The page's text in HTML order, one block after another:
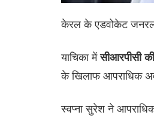
केरल के एडवोकेट जनरल
याचिका मेंसीआरपीसी
के खिलाफ आपराधिक
स्वप्ना सुरेश ने